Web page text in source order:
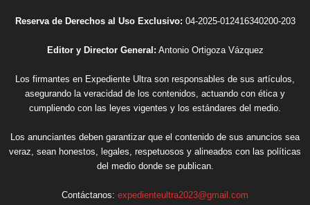
Reserva de Derechos al Uso Exclusivo: 04-2025-012416340200-203
Editor y Director General: Antonio Ortigoza Vázquez
Los firmantes en Expediente Ultra son responsables de sus artículos,
asegurando la veracidad de los contenidos, actuando con ética y
cumpliendo con las leyes vigentes y los estándares del medio.
Los anunciantes deben garantizar que el contenido de sus anuncios sea
veraz, sean honestos, legales, respetuosos y alineados con las políticas
del medio donde se publican.
Contáctanos: expedienteultra2023@gmail.com